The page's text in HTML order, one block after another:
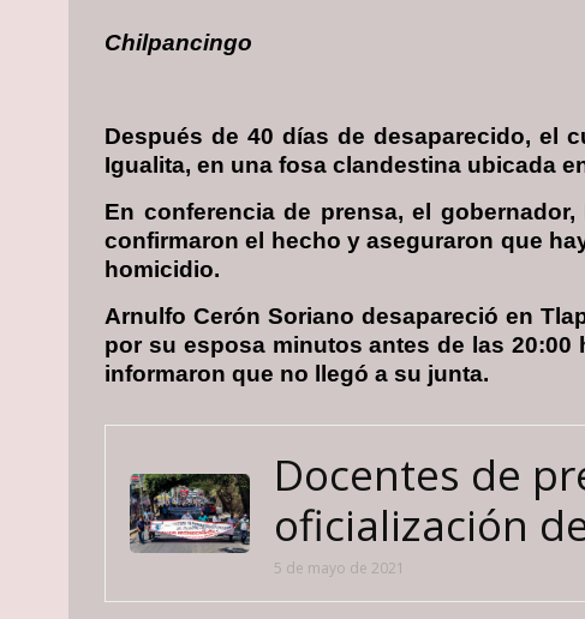
Chilpancingo
Después de 40 días de desaparecido, el
Igualita, en una fosa clandestina ubicada
En conferencia de prensa, el
confirmaron el hecho y aseguraron que
homicidio.
Arnulfo Cerón Soriano desapareció en
por su esposa minutos antes de las
informaron que no llegó a su junta.
Docentes de
oficialización
5 de mayo de 2021